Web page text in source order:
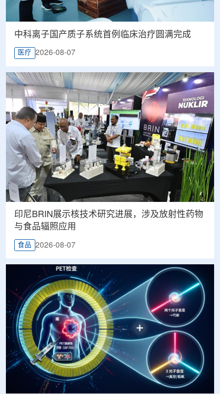
中科离子国产质子系统首例临床治疗圆满完成
医疗 2026-08-07
印尼BRIN展示核技术研究进展，涉及放射性药物
与食品辐照应用
食品 2026-08-07